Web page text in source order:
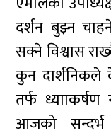
दर्शन बुझ्न
सक्ने विश्वास
कुन दार्शनिकले
तर्फ
आजको